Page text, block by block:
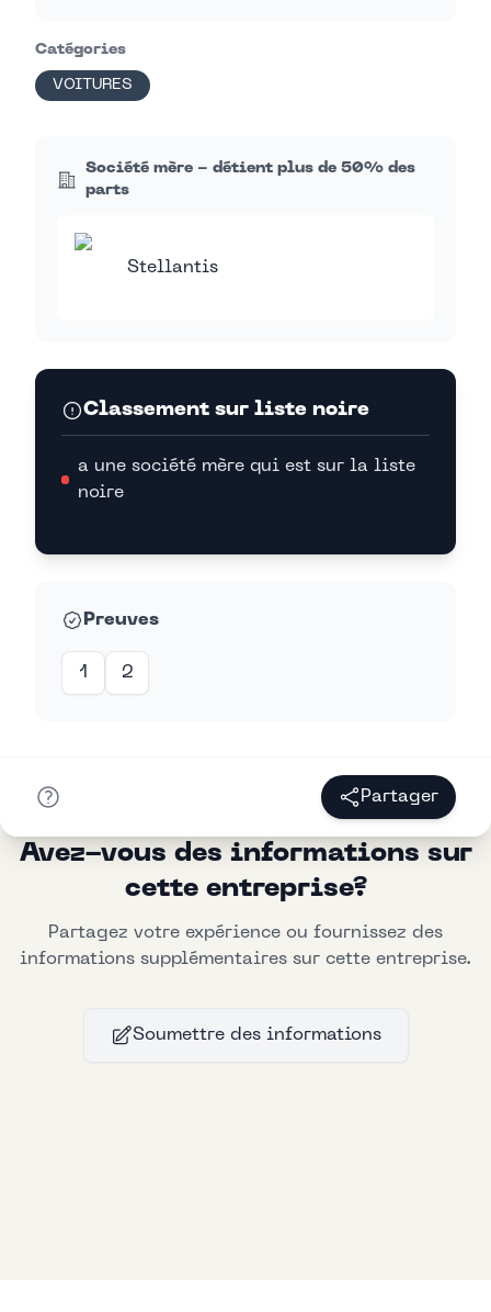
Catégories
VOITURES
Société mère - détient plus de 50% des
parts
Stellantis
Classement sur liste noire
a une société mère qui est sur la liste
noire
Preuves
1 2
Partager
Avez-vous des informations sur
cette entreprise?
Partagez votre expérience ou fournissez des
informations supplémentaires sur cette entreprise.
Soumettre des informations